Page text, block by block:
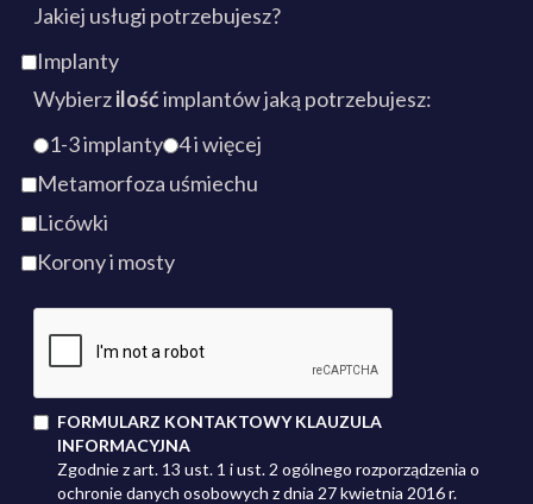
Jakiej usługi potrzebujesz?
Implanty
Wybierzilośćimplantów jaką potrzebujesz:
1-3 implanty 4 i więcej
Metamorfoza uśmiechu
Licówki
Korony i mosty
FORMULARZ KONTAKTOWY KLAUZULA
INFORMACYJNA
Zgodnie z art. 13 ust. 1 i ust. 2 ogólnego rozporządzenia o
ochronie danych osobowych z dnia 27 kwietnia 2016 r.